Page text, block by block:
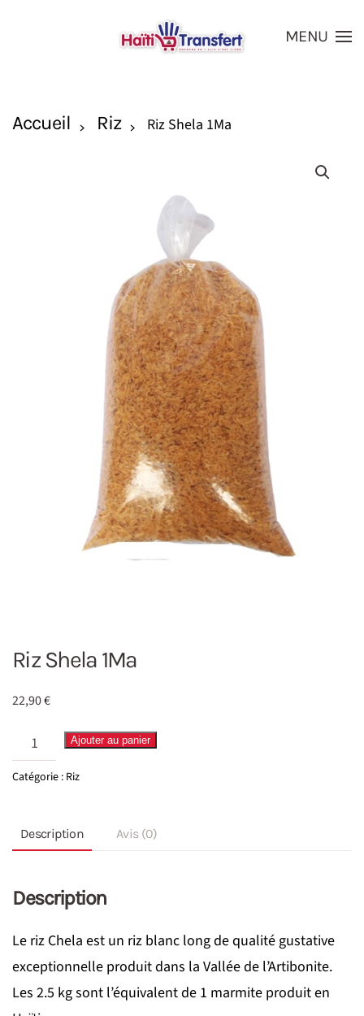
Skip to main content
MENU
Accueil Riz Riz Shela 1Ma
Riz Shela 1Ma
22,90€
quantité
de
1Ma
Ajouter au panier
Catégorie : Riz
Description Avis (0)
Description
Le riz Chela est un riz blanc long de qualité gustative
exceptionnelle produit dans la Vallée de l’Artibonite.
Les 2.5 kg sont l’équivalent de 1 marmite produit en